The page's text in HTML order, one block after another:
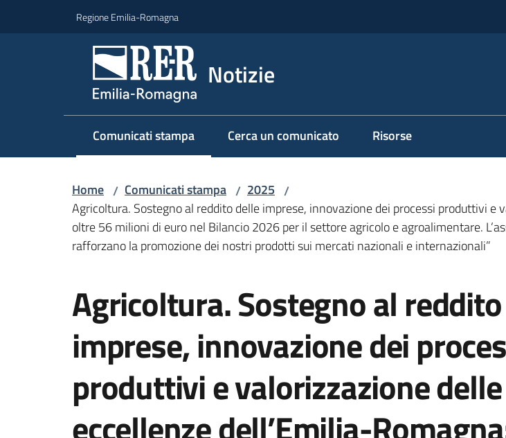
Regione Emilia-Romagna
Notizie
Comunicati stampa
Menu selezionato Cerca un comunicato Risorse
Home / Comunicati stampa / 2025 /
Agricoltura. Sostegno al reddito delle imprese, innovazione dei processi produttivi e
oltre 56 milioni di euro nel Bilancio 2026 per il settore agricolo e agroalimentare.
rafforzano la promozione dei nostri prodotti sui mercati nazionali e internazionali”
Agricoltura. Sostegno al
imprese, innovazione dei
produttivi e valorizzazione delle